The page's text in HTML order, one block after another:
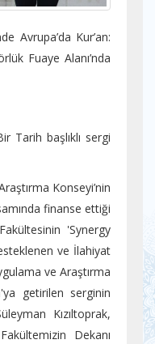
Avrupa’da Kur’an:
Fuaye Alanı’nda
Tarih başlıklı sergi
Konseyi’nin
finanse ettiği
'Synergy
ve İlahiyat
ve Araştırma
getirilen serginin
Kızıltoprak,
Dekanı